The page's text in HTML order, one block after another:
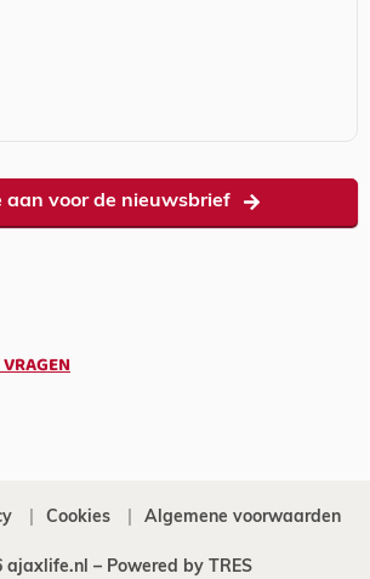
aan voor de nieuwsbrief
Cookies Algemene voorwaarden
ajaxlife.nl – Powered by TRES